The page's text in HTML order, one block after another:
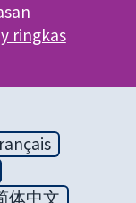
ringkas
体中文